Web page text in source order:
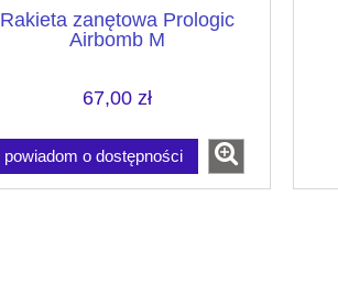
Rakieta zanętowa Prologic
Airbomb M
67,00 zł
powiadom o dostępności